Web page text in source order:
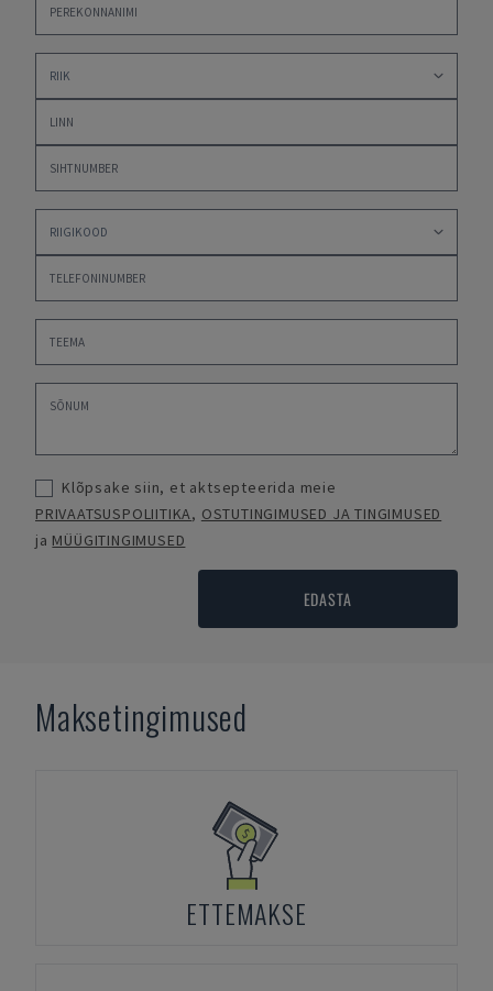
Klõpsake siin, et aktsepteerida meie
PRIVAATSUSPOLIITIKA, OSTUTINGIMUSED JA TINGIMUSED
ja MÜÜGITINGIMUSED
EDASTA
Maksetingimused
ETTEMAKSE